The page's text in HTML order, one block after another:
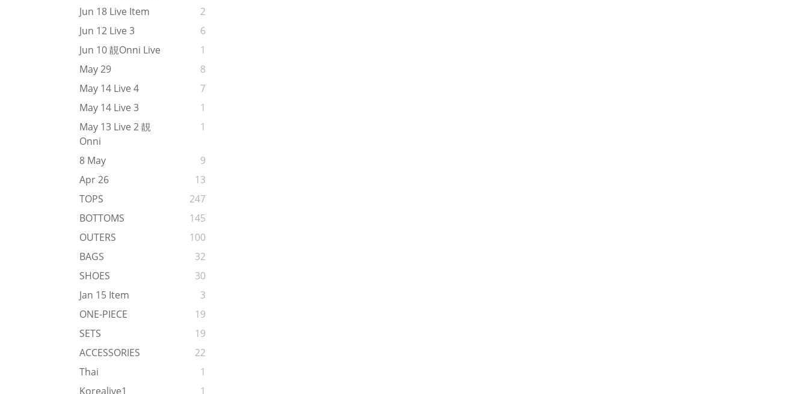
Jun 18 Live Item
2
Jun 12 Live 3
6
Jun 10 靚onni Live
1
May 29
8
May 14 Live 4
7
May 14 Live 3
1
May 13 Live 2 靚
Onni
1
8 May
9
Apr 26
13
TOPS
247
BOTTOMS
145
OUTERS
100
BAGS
32
SHOES
30
Jan 15 Item
3
ONE-PIECE
19
SETS
19
ACCESSORIES
22
Thai
1
Korealive1
1